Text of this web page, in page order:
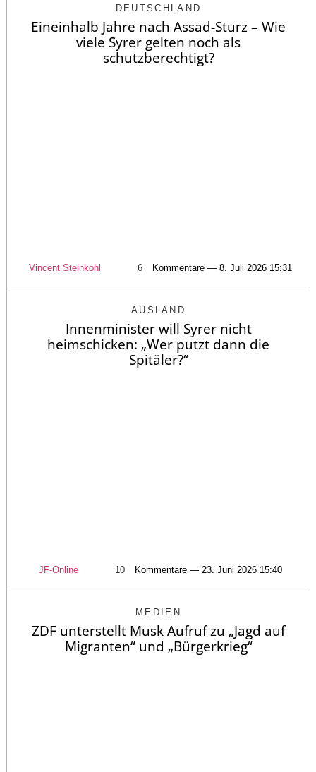
DEUTSCHLAND
Eineinhalb Jahre nach Assad-Sturz – Wie
viele Syrer gelten noch als
schutzberechtigt?
Vincent Steinkohl 6 Kommentare — 8. Juli 2026 15:31
AUSLAND
Innenminister will Syrer nicht
heimschicken: „Wer putzt dann die
Spitäler?“
JF-Online 10 Kommentare — 23. Juni 2026 15:40
MEDIEN
ZDF unterstellt Musk Aufruf zu „Jagd auf
Migranten“ und „Bürgerkrieg“